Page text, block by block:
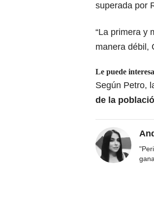
superada por
“La primera y
manera débil,
Le puede
Según Petro,
de la